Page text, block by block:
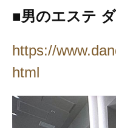
■男のエステ
https://
html